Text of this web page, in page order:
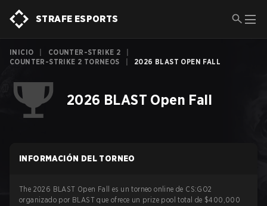
STRAFE ESPORTS
INICIO COUNTER-STRIKE 2
COUNTER-STRIKE 2 TORNEOS
2026 BLAST OPEN FALL
2026 BLAST Open Fall
INFORMACIÓN DEL TORNEO
The 2026 BLAST Open Fall es un torneo online de CS:GO2
organizado por BLAST que ofrece un prize pool total de $400,000